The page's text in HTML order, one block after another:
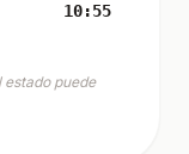
10:55
estado puede